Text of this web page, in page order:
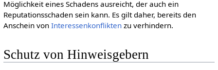
Möglichkeit eines Schadens ausreicht, der auch ein
Reputationsschaden sein kann. Es gilt daher, bereits den
Anschein von Interessenkonfliktenzu verhindern.
Schutz von Hinweisgebern